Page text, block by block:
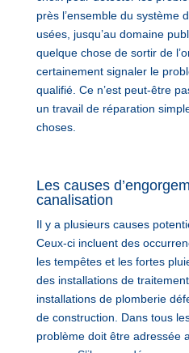
près l’ensemble du système
usées, jusqu’au domaine
quelque chose de sortir de
certainement signaler le
qualifié. Ce n’est peut-être
un travail de réparation
choses.
Les causes
canalisation
Il y a plusieurs causes
Ceux-ci incluent des
les tempêtes et les fortes
des installations de
installations de plomberie
de construction. Dans tous
problème doit être adressée